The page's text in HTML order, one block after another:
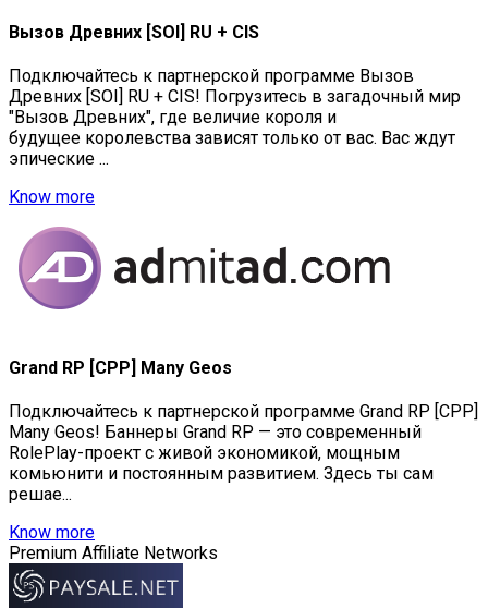
Вызов Древних [SOI] RU + CIS
Подключайтесь к партнерской программе Вызов
Древних [SOI] RU + CIS! Погрузитесь в загадочный мир
"Вызов Древних", где величие короля и
будущее королевства зависят только от вас. Вас ждут
эпические ...
Know more
Grand RP [CPP] Many Geos
Подключайтесь к партнерской программе Grand RP [CPP]
Many Geos! Баннеры Grand RP — это современный
RolePlay-проект с живой экономикой, мощным
комьюнити и постоянным развитием. Здесь ты сам
решае...
Know more
Premium Affiliate Networks